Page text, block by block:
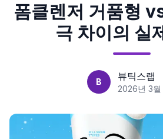
성분분석
나의 스킨케어
폼클렌저 거품형
극 차이의 실
B 뷰틱스랩
2026년 3월